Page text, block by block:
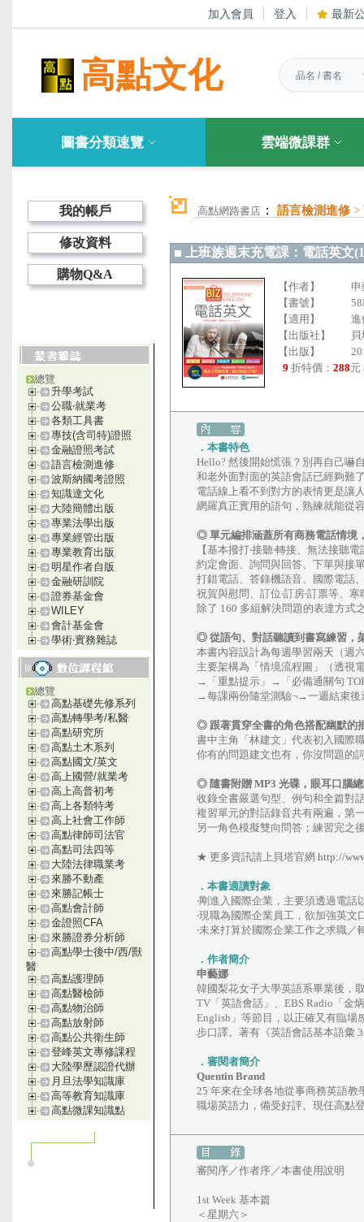
加入會員 登入 最新
高點文化
圖書分類速覽 雲端微課群
我的帳戶
修改資料
購物Q&A
總覽
升學考試
公職‧就業考
各類工具書
專技(含司特)證照
金融證照考試
語言檢測進修
波斯納國考證照
知識達文化
大陸簡體出版
專業法學出版
專業經管出版
專業教育出版
明星作者自版
金融研訓院
證券基金會
WILEY
會計基金會
學術‧實務雜誌
總覽
高點基礎先修系列
高點轉學考/私醫
高點研究所
高點土木系列
高點國文/英文
高上國營/就業考
高上高普初考
高上各類特考
高上社會工作師
高點律師司法官
高點司法四等
大陸法律職業考
來勝不動產
來勝記帳士
高點會計師
金證照CFA
來勝證券分析師
高點學士後中/西/獸
醫
高點護理師
高點醫檢師
高點物治師
高點放射師
高點公共衛生師
登峰英文專修課程
大陸學歷認證代辦
月旦法學知識庫
高等教育知識庫
高點微課知識點
高點網路書店 ： 語言檢測進修 >
上班族週末充電課：電話英文
【作者】
【書號】
【適用】
進
【出版社】
【出版】
9 折特價： 288元
．本書特色
Hello? 然後開始慌張？別再自己嚇
和老外面對面的英語會話已經夠難
電話線上看不到對方的表情更是讓
網羅真正實用的語句，熟練就能從
◎ 單元編排涵蓋所有商務電話情境
【基本撥打‧接聽‧轉接、無法接聽
約定會面、詢問與回答、下單與接
打錯電話、答錄機語音、國際電話
祝賀與慰問、訂位‧訂房‧訂票等、
除了 160 多組解決問題的表達方式
◎ 從語句、對話聽讀到書寫練習，
本書內容設計為每週學習兩天（週
主要架構為「情境流程圖」（透視
→「重點提示」→「必備通關句
→每課兩份隨堂測驗¬→一週結束後
◎ 跟著貫穿全書的角色搭配幽默的
書中主角「林建文」代表初入國際
你有的問題建文也有，你沒問題的
◎ 隨書附贈 MP3 光碟，眼耳口腦
收錄全書嚴選句型、例句和全篇對
複習單元的對話錄音共有兩遍，第
另一角色模擬雙向問答；練習完之
★ 更多資訊請上貝塔官網 http://
．本書適讀對象
‧剛進入國際企業，主要須透過電
‧現職為國際企業員工，欲加強英
‧未來打算於國際企業工作之求職／
．作者簡介
申藝娜
韓國梨花女子大學英語系畢業後，
TV「英語會話」、EBS Radio「金
English」等節目，以正確又有臨場
步口譯。著有《英語會話基本語彙
．審閱者簡介
Quentin Brand
25 年來在全球各地從事商務英語
職場英語力，備受好評。現任高點
審閱序／作者序／本書使用說明
1st Week 基本篇
＜星期六＞